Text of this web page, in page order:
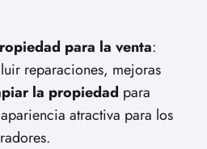
para la venta:
reparaciones, mejoras
la propiedad para
atractiva para los